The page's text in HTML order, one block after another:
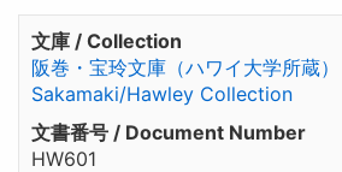
文庫 / Collection
阪巻・宝玲文庫（ハワイ大学所蔵
Sakamaki/Hawley Collection
文書番号 / Document Number
HW601